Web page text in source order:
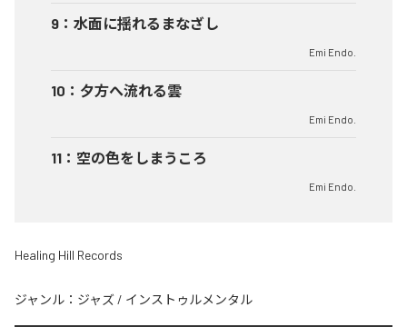
9 ： 水面に揺れるまなざし
Emi Endo.
10 ： 夕方へ流れる雲
Emi Endo.
11 ： 空の色をしまうころ
Emi Endo.
Healing Hill Records
ジャンル： ジャズ / インストゥルメンタル